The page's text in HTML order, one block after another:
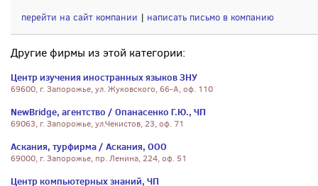
перейти на сайт компании | написать письмо в компанию
Другие фирмы из этой категории:
Центр изучения иностранных языков ЗНУ
69600, г. Запорожье, ул. Жуковского, 66-А, оф. 110
NewBridge, агентство / Опанасенко Г.Ю., ЧП
69063, г. Запорожье, ул.Чекистов, 23, оф. 71
Аскания, турфирма / Аскания, ООО
69000, г. Запорожье, пр. Ленина, 224, оф. 51
Центр компьютерных знаний, ЧП